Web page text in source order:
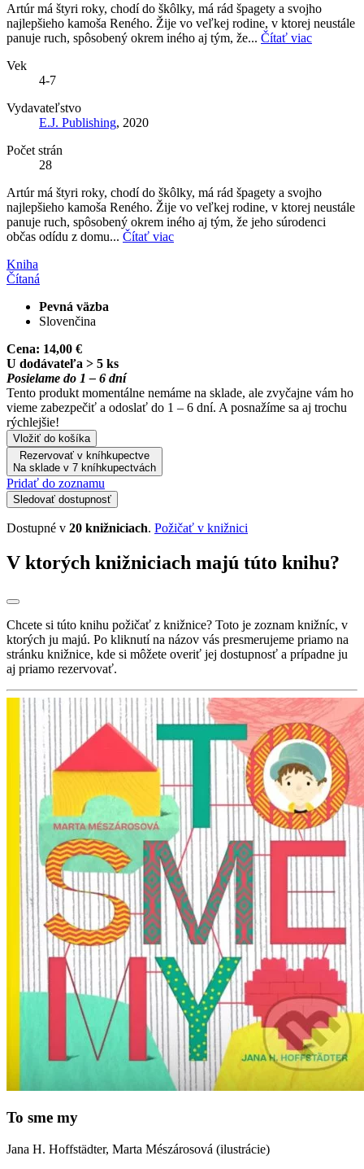
Artúr má štyri roky, chodí do škôlky, má rád špagety a svojho
najlepšieho kamoša Reného. Žije vo veľkej rodine, v ktorej neustále
panuje ruch, spôsobený okrem iného aj tým, že... Čítať viac
Vek
4-7
Vydavateľstvo
E.J. Publishing, 2020
Počet strán
28
Artúr má štyri roky, chodí do škôlky, má rád špagety a svojho
najlepšieho kamoša Reného. Žije vo veľkej rodine, v ktorej neustále
panuje ruch, spôsobený okrem iného aj tým, že jeho súrodenci
občas odídu z domu... Čítať viac
Kniha
Čítaná
Pevná väzba
Slovenčina
Cena: 14,00 €
U dodávateľa > 5 ks
Posielame do 1 – 6 dní
Tento produkt momentálne nemáme na sklade, ale zvyčajne vám ho
vieme zabezpečiť a odoslať do 1 – 6 dní. A posnažíme sa aj trochu
rýchlejšie!
Vložiť do košíka
Rezervovať v kníhkupectve
Na sklade v 7 kníhkupectvách
Pridať do zoznamu
Sledovať dostupnosť
Dostupné v 20 knižniciach. Požičať v knižnici
V ktorých knižniciach majú túto knihu?
Chcete si túto knihu požičať z knižnice? Toto je zoznam knižníc, v
ktorých ju majú. Po kliknutí na názov vás presmerujeme priamo na
stránku knižnice, kde si môžete overiť jej dostupnosť a prípadne ju
aj priamo rezervovať.
To sme my
Jana H. Hoffstädter, Marta Mészárosová (ilustrácie)